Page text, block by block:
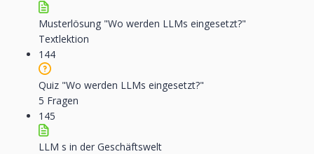
Musterlösung "Wo werden LLMs eingesetzt?"
Textlektion
144
Quiz "Wo werden LLMs eingesetzt?"
5 Fragen
145
LLM s in der Geschäftswelt